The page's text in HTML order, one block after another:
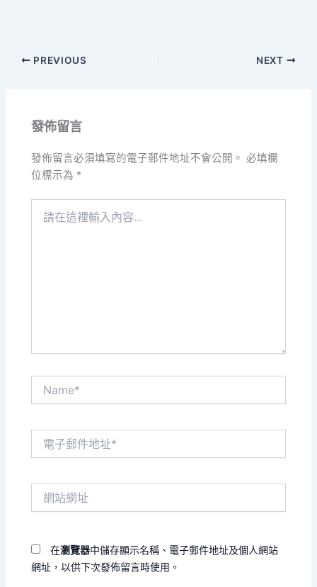
PREVIOUS NEXT
發佈留言
發佈留言必須填寫的電子郵件地址不會公開。 必填欄
位標示為 *
在瀏覽器中儲存顯示名稱、電子郵件地址及個人網站
網址，以供下次發佈留言時使用。